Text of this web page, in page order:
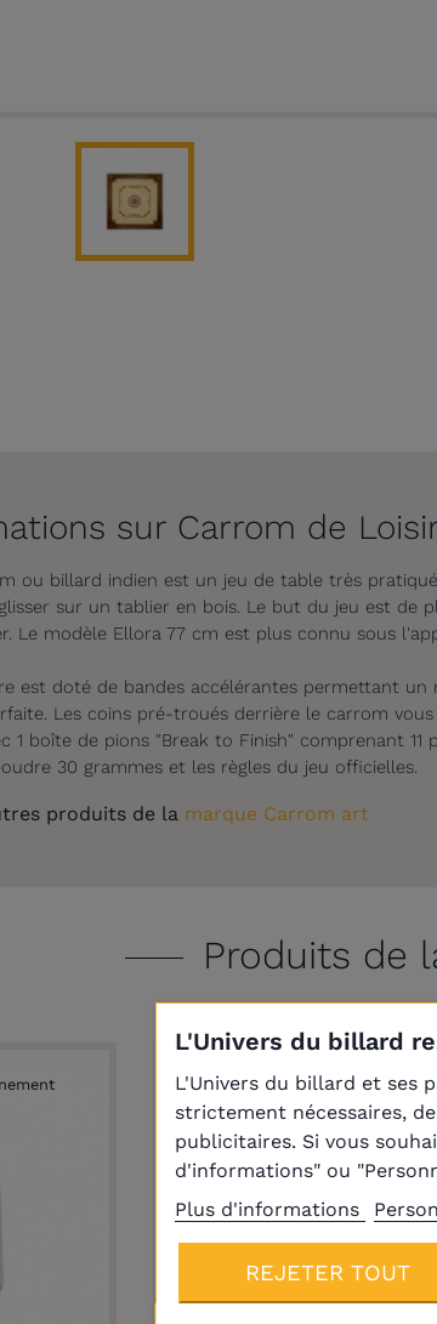
sur Carrom de
ou billard indien est un jeu de table très
sur un tablier en bois. Le but du jeu est de
Le modèle Ellora 77 cm est plus connu sous
est doté de bandes accélérantes permettant
Les coins pré-troués derrière le carrom
1 boîte de pions "Break to Finish" comprenant 11
30 grammes et les règles du jeu officielles.
produits de la marque Carrom art
Produits de
En réapprovisionnement
L'Univers du billard
L'Univers du billard et ses
strictement nécessaires,
publicitaires. Si vous
d'informations" ou
Plus d'informations
REJETER TOUT